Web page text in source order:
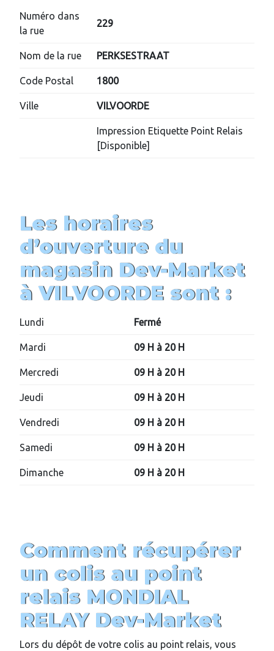
Numéro dans
la rue
229
Nom de la rue PERKSESTRAAT
Code Postal 1800
Ville VILVOORDE
Impression Etiquette Point Relais
[Disponible]
Les horaires
d’ouverture du
magasin Dev-Market
àVILVOORDE sont :
Lundi Fermé
Mardi 09 H à 20 H
Mercredi 09 H à 20 H
Jeudi 09 H à 20 H
Vendredi 09 H à 20 H
Samedi 09 H à 20 H
Dimanche 09 H à 20 H
Comment récupérer
un colis au point
relais MONDIAL
RELAY Dev-Market
Lors du dépôt de votre colis au point relais, vous